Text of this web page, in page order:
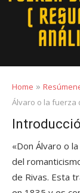
Home »
Álvaro o la fuerza
«Don Álvaro o
del
de Rivas. Esta